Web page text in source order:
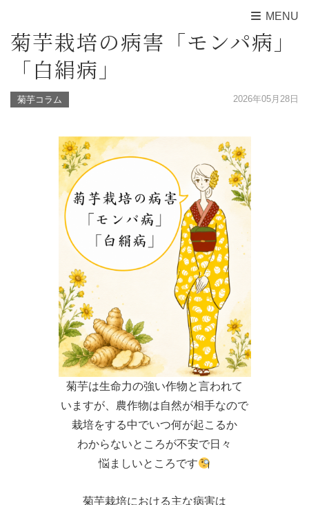
MENU
菊芋栽培の病害「モンパ病」
「白絹病」
菊芋コラム 2026年05月28日
菊芋は生命力の強い作物と言われて
いますが、農作物は自然が相手なので
栽培をする中でいつ何が起こるか
わからないところが不安で日々
悩ましいところです
菊芋栽培における主な病害は